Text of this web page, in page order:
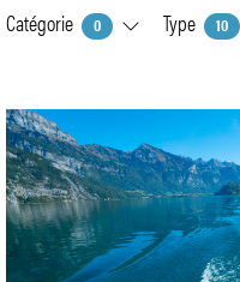
Catégorie 0 Type 10